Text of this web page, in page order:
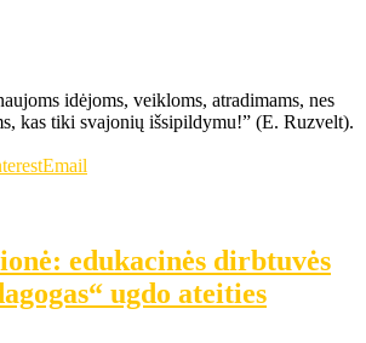
idėjoms, veikloms, atradimams, nes
kas tiki svajonių išsipildymu!” (E. Ruzvelt).
Email
edukacinės dirbtuvės
ugdo ateities